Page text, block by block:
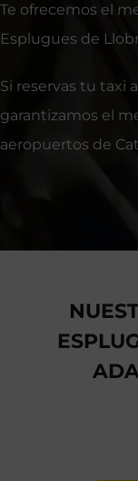
Te ofrecemos el
Esplugues de
Si reservas tu taxi
garantizamos el
aeropuertos de